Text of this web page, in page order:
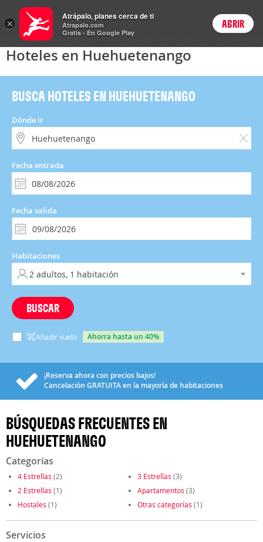
Hoteles Login
Hoteles en Huehuetenango
BUSCA HOTELES EN HUEHUETENANGO
Dónde ir
Fecha entrada
Fecha salida
Habitaciones
BUSCAR
Añadir vuelo ahorra hasta un 40%
¡Reserva ahora con precios bajos!
Cancelación GRATUITAen la mayoría de habitaciones
BÚSQUEDAS FRECUENTES EN
HUEHUETENANGO
Categorías
4 Estrellas (2) 3 Estrellas (3)
2 Estrellas (1) Apartamentos (3)
Hostales (1) Otras categorías (1)
Servicios
×
Atrápalo, planes cerca de ti
Atrapalo.com
Gratis - En Google Play
ABRIR